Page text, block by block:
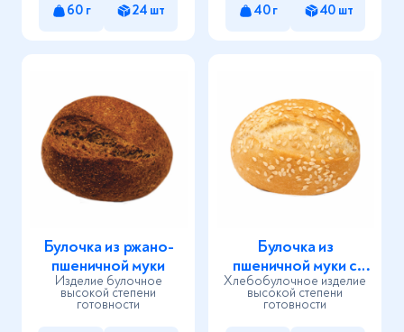
60 г 24 шт 40 г 40 шт
Булочка из ржано-
пшеничной муки
Изделие булочное
высокой степени
готовности
Булочка из
пшеничной муки с
кунжутом
Хлебобулочное изделие
высокой степени
готовности